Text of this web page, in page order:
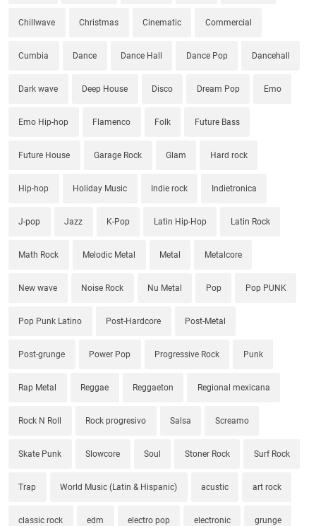
Chillwave Christmas Cinematic Commercial
Cumbia Dance Dance Hall Dance Pop Dancehall
Dark wave Deep House Disco Dream Pop Emo
Emo Hip-hop Flamenco Folk Future Bass
Future House Garage Rock Glam Hard rock
Hip-hop Holiday Music Indie rock Indietronica
J-pop Jazz K-Pop Latin Hip-Hop Latin Rock
Math Rock Melodic Metal Metal Metalcore
New wave Noise Rock Nu Metal Pop Pop PUNK
Pop Punk Latino Post-Hardcore Post-Metal
Post-grunge Power Pop Progressive Rock Punk
Rap Metal Reggae Reggaeton Regional mexicana
Rock N Roll Rock progresivo Salsa Screamo
Skate Punk Slowcore Soul Stoner Rock Surf Rock
Trap World Music (Latin & Hispanic) acustic art rock
classic rock edm electro pop electronic grunge